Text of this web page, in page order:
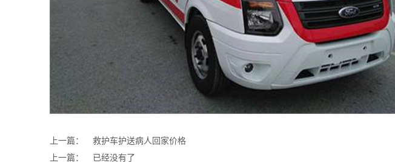
上一篇：
救护车护送病人回家价格
上一篇：
已经没有了